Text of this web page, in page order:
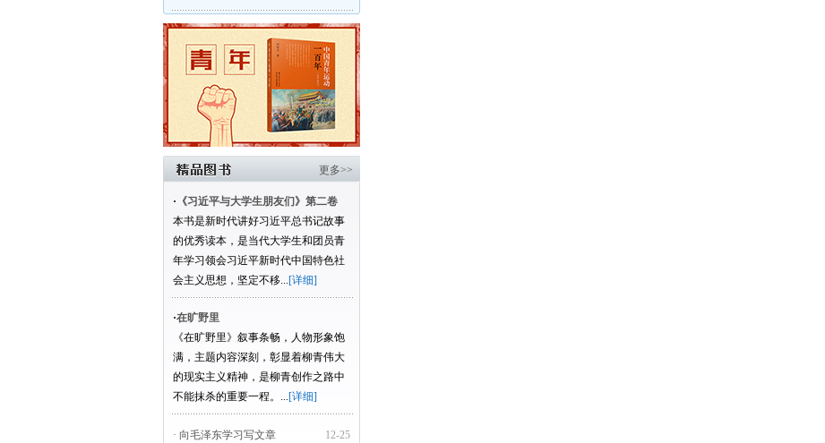
更多>>
· 《习近平与大学生朋友们》第二卷
本书是新时代讲好习近平总书记故事
的优秀读本，是当代大学生和团员青
年学习领会习近平新时代中国特色社
会主义思想，坚定不移...[详细]
·在旷野里
《在旷野里》叙事条畅，人物形象饱
满，主题内容深刻，彰显着柳青伟大
的现实主义精神，是柳青创作之路中
不能抹杀的重要一程。...[详细]
12-25
· 向毛泽东学习写文章